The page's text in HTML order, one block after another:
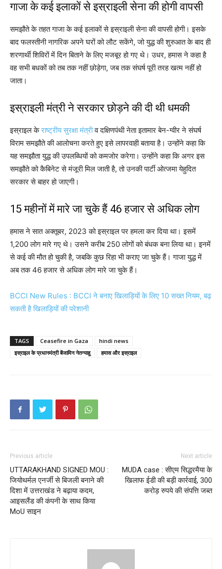
गाजा के कई इलाकों से इस्राइली सेना की होगी वापसी
समझौते के तहत गाजा के कई इलाकों से इस्राइली सेना की वापसी होगी। इसके
बाद फलस्तीनी नागरिक अपने घरों को लौट सकेंगे, जो युद्ध की शुरुआत के बाद ही
शरणार्थी शिविरों में दिन बिताने के लिए मजबूर हो गए थे। उधर, हमास ने कहा है
वह सभी बधकों को तब तक नहीं छोड़ेगा, जब तक संघर्ष पूरी तरह खत्म नहीं हो
जाता।
इस्राइली मंत्री ने सरकार छोड़ने की दी थी धमकी
इस्राइल केराष्ट्रीय सुरक्षा मंत्रीव दक्षिणपंथी नेता इतामार बेन-ग्वीर ने संघर्ष
विराम समझौते की आलोचना करते हुए इसे लापरवाही बताया है। उन्होंने कहा कि
यह समझौता युद्ध की उपलब्धियों को कमजोर करेगा। उन्होंने कहा कि अगर इस
समझौते को कैबिनेट से मंजूरी मिल जाती है, तो उनकी पार्टी ओत्जमा येहुदित
सरकार से बाहर हो जाएगी।
15 महीनों में मारे जा चुके हैं 46 हजार से अधिक लोग
हमास ने सात अक्तूबर, 2023 को इस्राइल पर हमला कर दिया था। इसमें
1,200 लोग मारे गए थे। उसने करीब 250 लोगों को बंधक बना लिया था। इनमें
से कई की मौत हो चुकी है, जबकि कुछ रिहा भी कराए जा चुके हैं। गाजा युद्ध में
अब तक 46 हजार से अधिक लोग मारे जा चुके हैं।
BCCI New Rules : BCCI ने बनाए खिलाड़ियों के लिए 10 सख्त नियम, बढ़
सकती है खिलाड़ियों की परेशानी
TAGS Ceasefire in Gaza
hindi news
इस्राइल के प्रधानमंत्री बेंजामिन नेतन्याहू
हमास और इस्राइल
Previous article
UTTARAKHAND SIGNED MOU :
जियोथर्मल एनर्जी से बिजली बनाने की
दिशा में उत्तराखंड ने बढ़ाया कदम,
आइसलैंड की कंपनी के साथ किया
MoU साइन
Next article
MUDA case : सीएम सिद्धरमैया के
खिलाफ ईडी की बड़ी कार्रवाई, 300
करोड़ रुपये की संपत्ति जब्त